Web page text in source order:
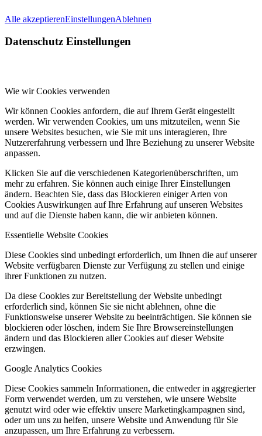
Alle akzeptierenEinstellungenAblehnen
Datenschutz Einstellungen
Wie wir Cookies verwenden
Wir können Cookies anfordern, die auf Ihrem Gerät eingestellt
werden. Wir verwenden Cookies, um uns mitzuteilen, wenn Sie
unsere Websites besuchen, wie Sie mit uns interagieren, Ihre
Nutzererfahrung verbessern und Ihre Beziehung zu unserer Website
anpassen.
Klicken Sie auf die verschiedenen Kategorienüberschriften, um
mehr zu erfahren. Sie können auch einige Ihrer Einstellungen
ändern. Beachten Sie, dass das Blockieren einiger Arten von
Cookies Auswirkungen auf Ihre Erfahrung auf unseren Websites
und auf die Dienste haben kann, die wir anbieten können.
Essentielle Website Cookies
Diese Cookies sind unbedingt erforderlich, um Ihnen die auf unserer
Website verfügbaren Dienste zur Verfügung zu stellen und einige
ihrer Funktionen zu nutzen.
Da diese Cookies zur Bereitstellung der Website unbedingt
erforderlich sind, können Sie sie nicht ablehnen, ohne die
Funktionsweise unserer Website zu beeinträchtigen. Sie können sie
blockieren oder löschen, indem Sie Ihre Browsereinstellungen
ändern und das Blockieren aller Cookies auf dieser Website
erzwingen.
Google Analytics Cookies
Diese Cookies sammeln Informationen, die entweder in aggregierter
Form verwendet werden, um zu verstehen, wie unsere Website
genutzt wird oder wie effektiv unsere Marketingkampagnen sind,
oder um uns zu helfen, unsere Website und Anwendung für Sie
anzupassen, um Ihre Erfahrung zu verbessern.